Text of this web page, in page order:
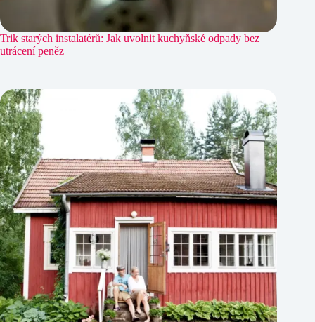
Trik starých instalatérů: Jak uvolnit kuchyňské odpady bez
utrácení peněz